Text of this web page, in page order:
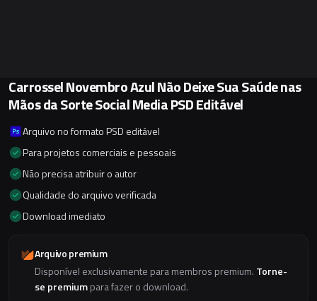
Carrossel Novembro Azul Não Deixe Sua Saúde nas
Mãos da Sorte Social Media PSD Editável
Arquivo no formato PSD editável
Para projetos comerciais e pessoais
Não precisa atribuir o autor
Qualidade do arquivo verificada
Download imediato
Arquivo premium
Disponível exclusivamente para membros premium. Torne-
se premiumpara fazer o download.